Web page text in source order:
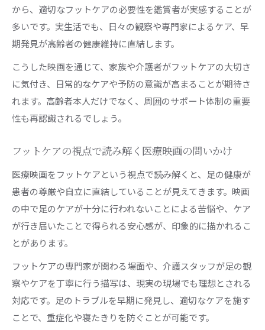
から、適切なフットケアの必要性を鑑賞者が実感することが
多いです。実生活でも、日々の観察や専門家によるケア、早
期発見が高齢者の健康維持に直結します。
こうした映画を通じて、家族や介護者がフットケアの大切さ
に気付き、日常的なケアや予防の意識が高まることが期待さ
れます。高齢者本人だけでなく、周囲のサポート体制の重要
性も再認識されるでしょう。
フットケアの視点で読み解く医療映画の問いかけ
医療映画をフットケアという視点で読み解くと、足の健康が
患者の尊厳や自立に直結していることが見えてきます。映画
の中で足のケアが十分に行われないことによる苦悩や、ケア
が行き届いたことで得られる安心感が、印象的に描かれるこ
とがあります。
フットケアの専門家が関わる場面や、介護スタッフが足の観
察やケアを丁寧に行う描写は、現実の現場でも理想とされる
対応です。足のトラブルを早期に発見し、適切なケアを施す
ことで、重症化や寝たきりを防ぐことが可能です。